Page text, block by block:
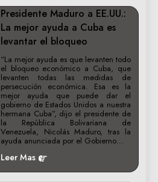
Presidente Maduro a EE.UU.:
La mejor ayuda a Cuba es
levantar el bloqueo
“La mejor ayuda es que levanten todo
el bloqueo económico a Cuba, que
levanten todas las medidas de
persecución económica. Esa es la
mejor ayuda que puede dar el
gobierno de Estados Unidos a nuestra
hermana Cuba”, dijo el presidente de
la República Bolivariana de
Venezuela, Nicolás Maduro, tras la
ayuda anunciada por el Gobierno…
Leer Mas